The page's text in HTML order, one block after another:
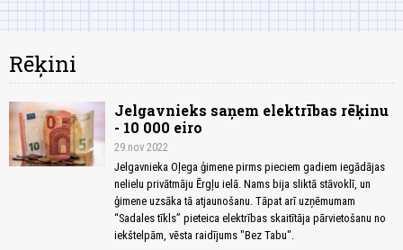
Rēķini
Jelgavnieks saņem elektrības rēķinu
- 10 000 eiro
29.nov 2022
Jelgavnieka Oļega ģimene pirms pieciem gadiem iegādājas
nelielu privātmāju Ērgļu ielā. Nams bija sliktā stāvoklī, un
ģimene uzsāka tā atjaunošanu. Tāpat arī uzņēmumam
“Sadales tīkls” pieteica elektrības skaitītāja pārvietošanu no
iekštelpām, vēsta raidījums "Bez Tabu".